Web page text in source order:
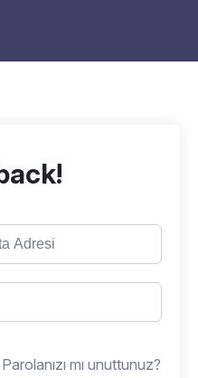
Parolanızı mı unuttunuz?